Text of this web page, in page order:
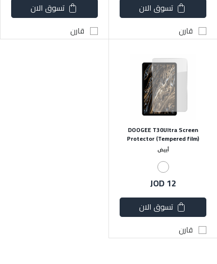
تسوق الان
قارن
تسوق الان
قارن
أبيض
DOOGEE T30Ultra Screen
Protector (Tempered film)
JOD 12
تسوق الان
قارن